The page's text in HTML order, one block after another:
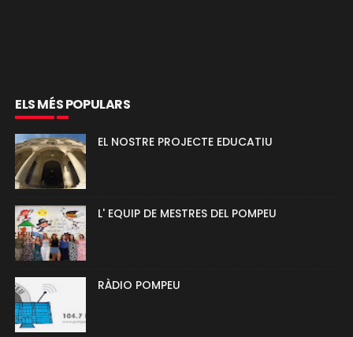
ELS MÉS POPULARS
EL NOSTRE PROJECTE EDUCATIU
L' EQUIP DE MESTRES DEL POMPEU
RÀDIO POMPEU